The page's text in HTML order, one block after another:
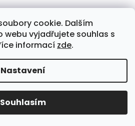
cookie. Dalším
vyjadřujete souhlas s
informací zde.
Nastavení
Souhlasím
2026Kratoless.com
vyhrazena.